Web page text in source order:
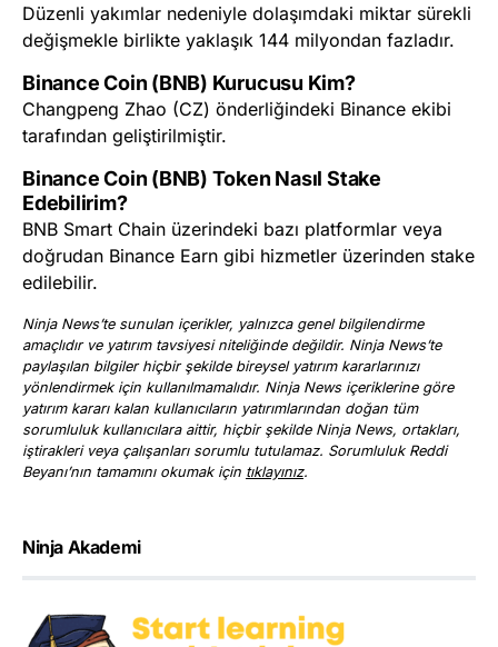
Düzenli yakımlar nedeniyle dolaşımdaki miktar sürekli
değişmekle birlikte yaklaşık 144 milyondan fazladır.
Binance Coin (BNB) Kurucusu Kim?
Changpeng Zhao (CZ) önderliğindeki Binance ekibi
tarafından geliştirilmiştir.
Binance Coin (BNB) Token Nasıl Stake
Edebilirim?
BNB Smart Chain üzerindeki bazı platformlar veya
doğrudan Binance Earn gibi hizmetler üzerinden stake
edilebilir.
Ninja News’te sunulan içerikler, yalnızca genel bilgilendirme
amaçlıdır ve yatırım tavsiyesi niteliğinde değildir. Ninja News’te
paylaşılan bilgiler hiçbir şekilde bireysel yatırım kararlarınızı
yönlendirmek için kullanılmamalıdır. Ninja News içeriklerine göre
yatırım kararı kalan kullanıcıların yatırımlarından doğan tüm
sorumluluk kullanıcılara aittir, hiçbir şekilde Ninja News, ortakları,
iştirakleri veya çalışanları sorumlu tutulamaz. Sorumluluk Reddi
Beyanı’nın tamamını okumak için tıklayınız.
Ninja Akademi